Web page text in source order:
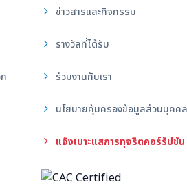
ข่าวสารและกิจกรรม
รางวัลที่ได้รับ
ร่วมงานกับเรา
นโยบายคุ้มครองข้อมูลส่วนบุคคล
แจ้งเบาะแสการทุจริตคอร์รัปชัน